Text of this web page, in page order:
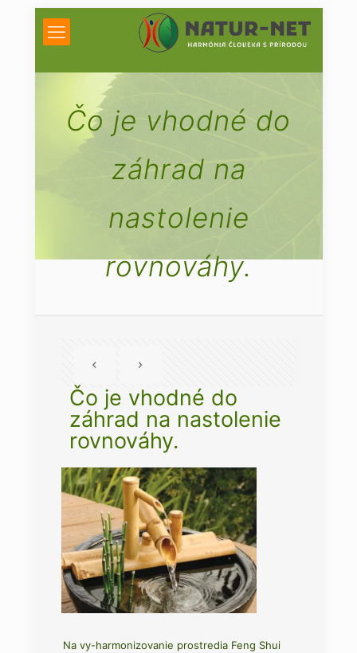
Čo je vhodné do
záhrad na
nastolenie
rovnováhy.
Čo je vhodné do
záhrad na nastolenie
rovnováhy.
Na vy-harmonizovanie prostredia Feng Shui